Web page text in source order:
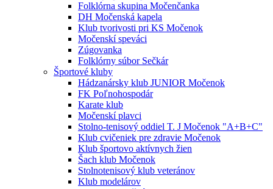
Folklórna skupina Močenčanka
DH Močenská kapela
Klub tvorivosti pri KS Močenok
Močenskí speváci
Zúgovanka
Folklórny súbor Sečkár
Športové kluby
Hádzanársky klub JUNIOR Močenok
FK Poľnohospodár
Karate klub
Močenskí plavci
Stolno-tenisový oddiel T. J Močenok "A+B+C"
Klub cvičeniek pre zdravie Močenok
Klub športovo aktívnych žien
Šach klub Močenok
Stolnotenisový klub veteránov
Klub modelárov